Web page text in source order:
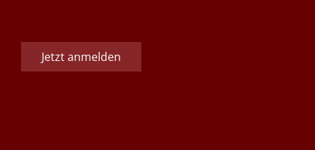
Jetzt anmelden